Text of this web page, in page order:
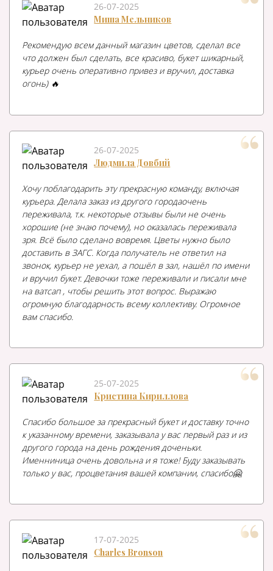
26-07-2025
Миша Мельников
Рекомендую всем данный магазин цветов, сделал все
что должен был сделать, все красиво, букет шикарный,
курьер очень оперативно привез и вручил, доставка
огонь) 🔥
26-07-2025
Людмила Довбий
Хочу поблагодарить эту прекрасную команду, включая
курьера. Делала заказ из другого городаочень
переживала, т.к. некоторые отзывы были не очень
хорошие (не знаю почему), но оказалась переживала
зря. Всё было сделано вовремя. Цветы нужно было
доставить в ЗАГС. Когда получатель не ответил на
звонок, курьер не уехал, а пошёл в зал, нашёл по имени
и вручил букет. Девочки тоже переживали и писали мне
на ватсап , чтобы решить этот вопрос. Выражаю
огромную благодарность всему коллективу. Огромное
вам спасибо.
25-07-2025
Кристина Кириллова
Спасибо большое за прекрасный букет и доставку точно
к указанному времени, заказывала у вас первый раз и из
другого города на день рождения доченьки.
Именниница очень довольна и я тоже! Буду заказывать
только у вас, процветания вашей компании, спасибо🤗
17-07-2025
Charles Bronson